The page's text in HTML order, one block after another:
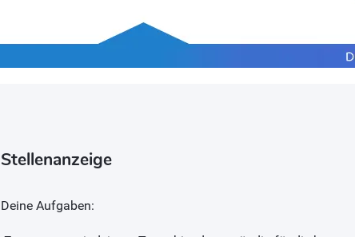
Stellenanzeige
Deine Aufgaben: